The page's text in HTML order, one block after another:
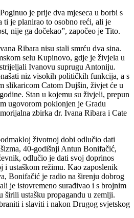
je prije dva mjeseca u borbi s
je planirao to osobno reći, ali je
nije ga dočekao”, započeo je Tito.
Ribara nisu stali smrću dva sina.
selu Kupinovo, gdje je živjela u
Ivanovu suprugu Antoniju.
niz visokih političkih funkcija, a s
slikaricom Catom Dujšin, živjet će u
Stan u kojemu su živjeli, prepun
ugovorom poklonjen je Gradu
zbirka dr. Ivana Ribara i Cate
životnoj dobi odlučio dati
40-godišnji Antun Bonifačić,
odlučio je dati svoj doprinos
ustaškom režimu. Kao zaposlenik
Bonifačić je radio na širenju dobrog
je istovremeno surađivao i s brojnim
širili ustašku propagandu u zemlji.
i slaviti i nakon Drugog svjetskog